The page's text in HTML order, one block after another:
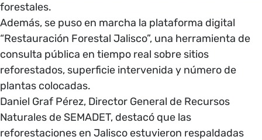
forestales.
Además, se puso en marcha la plataforma digital
“Restauración Forestal Jalisco”, una herramienta de
consulta pública en tiempo real sobre sitios
reforestados, superficie intervenida y número de
plantas colocadas.
Daniel Graf Pérez, Director General de Recursos
Naturales de SEMADET, destacó que las
reforestaciones en Jalisco estuvieron respaldadas